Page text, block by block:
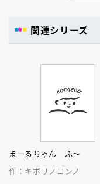
関連シリーズ
まーるちゃん ふ～
作：キボリノコンノ